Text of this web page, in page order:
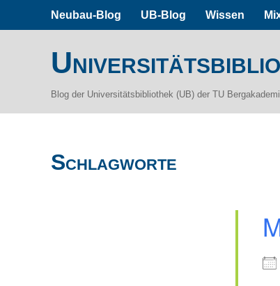
Neubau-Blog UB-Blog Wissen
Blog der Universitätsbibliothek (UB) der TU
Schlagworte